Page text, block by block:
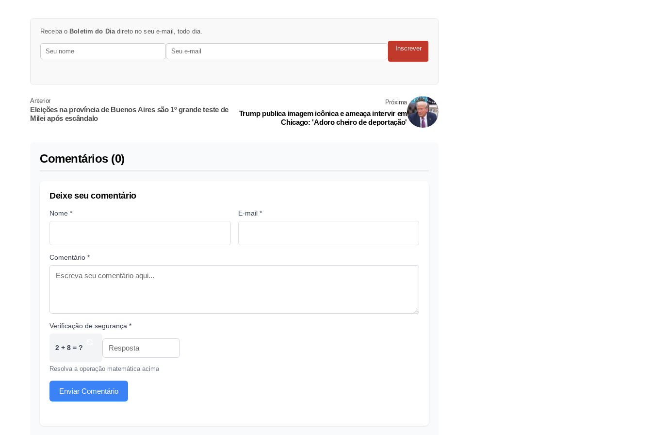
Receba o Boletim do Diadireto no seu e-mail, todo dia.
Inscrever
Anterior
Eleições na província de Buenos Aires são 1º grande teste de
Milei após escândalo
Próxima
Trump publica imagem icônica e ameaça intervir em
Chicago: 'Adoro cheiro de deportação'
Comentários (0)
Deixe seu comentário
Nome * E-mail *
Comentário *
Verificação de segurança *
2 + 8 = ?
Resolva a operação matemática acima
Enviar Comentário